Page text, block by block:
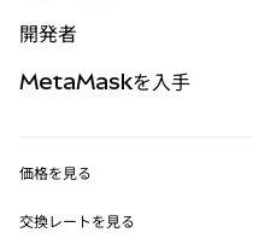
パーペチュアル
RWA
開発者
MetaMask Connect
MetaMaskを入手
価格を見る
イーサリアムの価格
交換レートを見る